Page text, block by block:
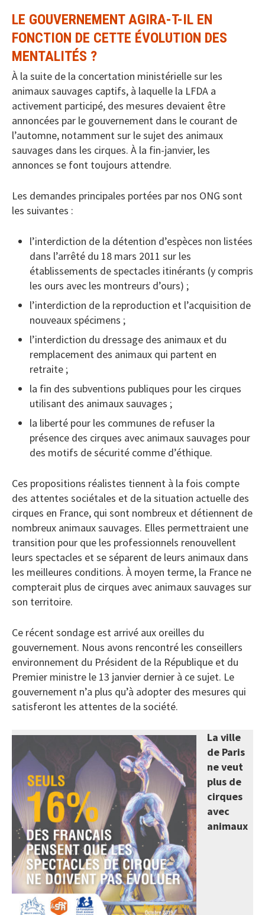
LE GOUVERNEMENT AGIRA-T-IL EN
FONCTION DE CETTE ÉVOLUTION DES
MENTALITÉS ?
À la suite de la concertation ministérielle sur les
animaux sauvages captifs, à laquelle la LFDA a
activement participé, des mesures devaient être
annoncées par le gouvernement dans le courant de
l’automne, notamment sur le sujet des animaux
sauvages dans les cirques. À la fin-janvier, les
annonces se font toujours attendre.
Les demandes principales portées par nos ONG sont
les suivantes :
l’interdiction de la détention d’espèces non listées
dans l’arrêté du 18 mars 2011 sur les
établissements de spectacles itinérants (y compris
les ours avec les montreurs d’ours) ;
l’interdiction de la reproduction et l’acquisition de
nouveaux spécimens ;
l’interdiction du dressage des animaux et du
remplacement des animaux qui partent en
retraite ;
la fin des subventions publiques pour les cirques
utilisant des animaux sauvages ;
la liberté pour les communes de refuser la
présence des cirques avec animaux sauvages pour
des motifs de sécurité comme d’éthique.
Ces propositions réalistes tiennent à la fois compte
des attentes sociétales et de la situation actuelle des
cirques en France, qui sont nombreux et détiennent de
nombreux animaux sauvages. Elles permettraient une
transition pour que les professionnels renouvellent
leurs spectacles et se séparent de leurs animaux dans
les meilleures conditions. À moyen terme, la France ne
compterait plus de cirques avec animaux sauvages sur
son territoire.
Ce récent sondage est arrivé aux oreilles du
gouvernement. Nous avons rencontré les conseillers
environnement du Président de la République et du
Premier ministre le 13 janvier dernier à ce sujet. Le
gouvernement n’a plus qu’à adopter des mesures qui
satisferont les attentes de la société.
La ville
de Paris
ne veut
plus de
cirques
avec
animaux